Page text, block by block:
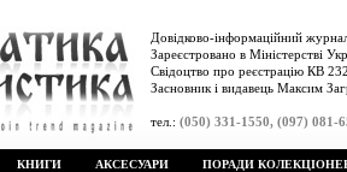
Довідково-інформаційний
Зареєстровано в Міністерстві
Свідоцтво про реєстрацію КВ
Засновник і видавець Максим
тел.: (050) 331-1550, (097) 081-
КНИГИ АКСЕСУАРИ ПОРАДИ